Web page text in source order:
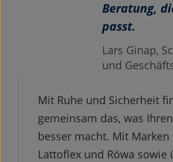
Beratung,
passt.
Lars Ginap,
und
Mit Ruhe und Sicherheit
gemeinsam das, was
besser macht. Mit Marken
Lattoflex und Röwa sowie